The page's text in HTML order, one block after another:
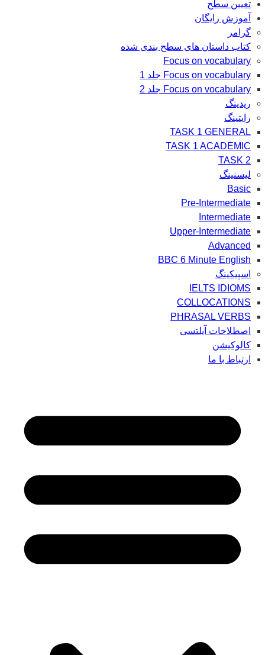
تعیین سطح
آموزش رایگان
گرامر
کتاب داستان های سطح بندی شده
Focus on vocabulary
Focus on vocabulary جلد 1
Focus on vocabulary جلد 2
ریدینگ
رایتینگ
TASK 1 GENERAL
TASK 1 ACADEMIC
TASK 2
لیسنینگ
Basic
Pre-Intermediate
Intermediate
Upper-Intermediate
Advanced
BBC 6 Minute English
اسپیکینگ
IELTS IDIOMS
COLLOCATIONS
PHRASAL VERBS
اصطلاحات آیلتسی
کالوکیشن
ارتباط با ما